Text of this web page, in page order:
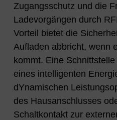
Zugangsschutz und die
Ladevorgängen durch
Vorteil bietet die
Aufladen abbricht, wenn
kommt. Eine
eines intelligenten
dYnamischen
des Hausanschlusses
Schaltkontakt zur